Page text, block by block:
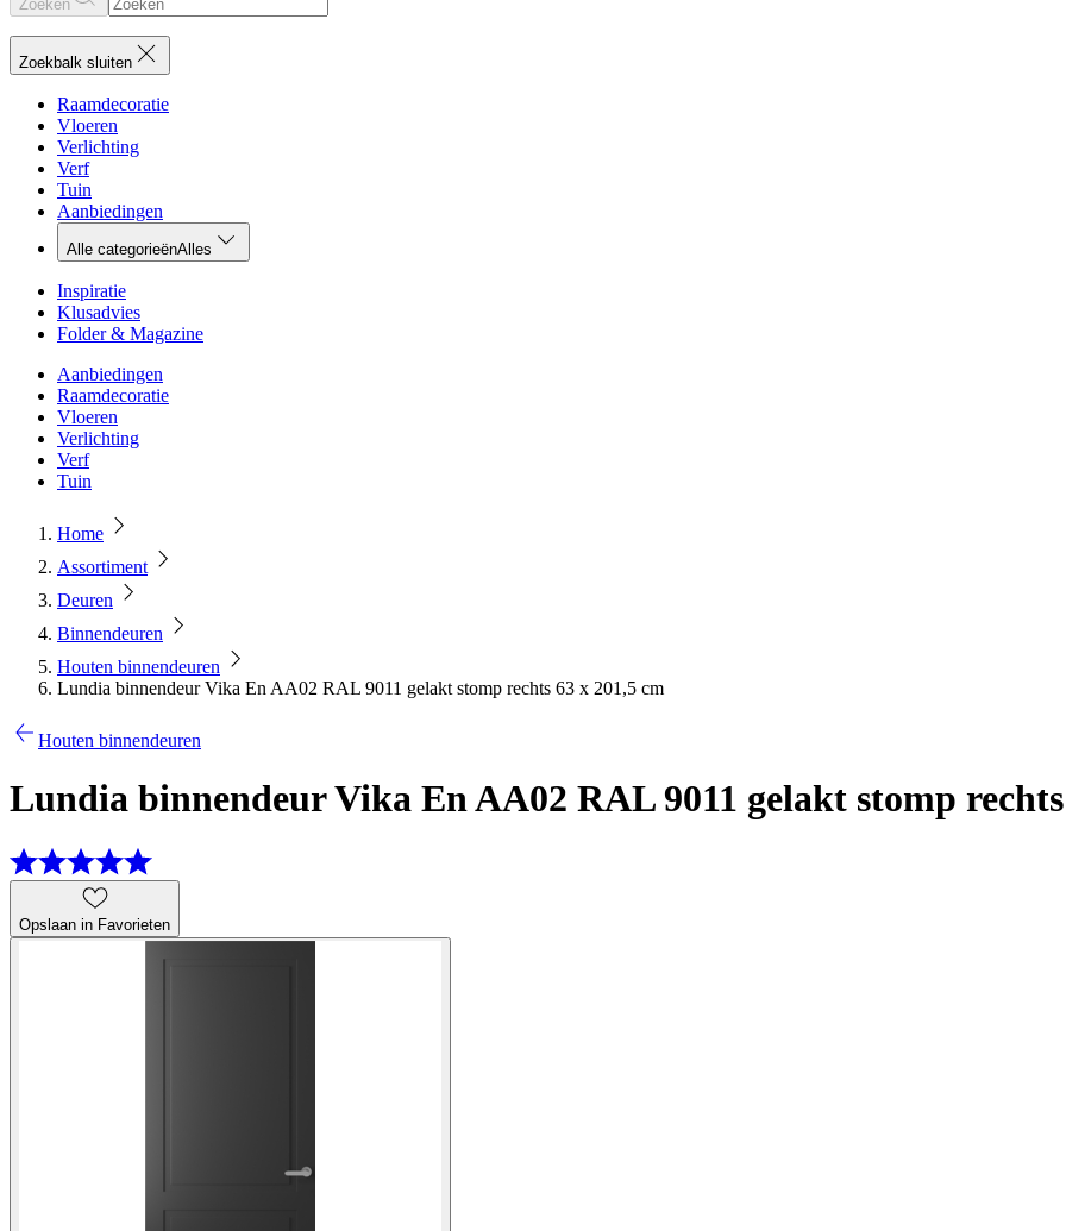
Zoeken
Zoekbalk sluiten
Raamdecoratie
Vloeren
Verlichting
Verf
Tuin
Aanbiedingen
Alle categorieënAlles
Inspiratie
Klusadvies
Folder & Magazine
Aanbiedingen
Raamdecoratie
Vloeren
Verlichting
Verf
Tuin
Home
Assortiment
Deuren
Binnendeuren
Houten binnendeuren
Lundia binnendeur Vika En AA02 RAL 9011 gelakt stomp rechts 63 x 201,5 cm
Houten binnendeuren
Lundia binnendeur Vika En AA02 RAL 9011 gelakt stomp rechts
Opslaan in Favorieten